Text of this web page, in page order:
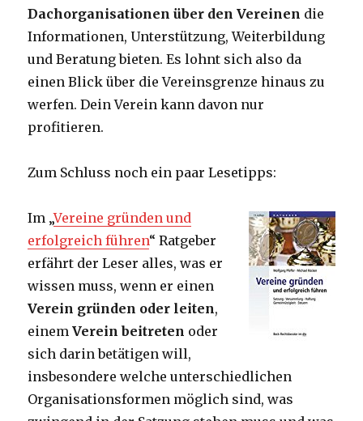
Dachorganisationen über den Vereinen die
Informationen, Unterstützung, Weiterbildung
und Beratung bieten. Es lohnt sich also da
einen Blick über die Vereinsgrenze hinaus zu
werfen. Dein Verein kann davon nur
profitieren.
Zum Schluss noch ein paar Lesetipps:
Im „Vereine gründen und
erfolgreich führen“Ratgeber
erfährt der Leser alles, was er
wissen muss, wenn er einen
Verein gründen oder leiten,
einemVerein beitreten oder
sich darin betätigen will,
insbesondere welche unterschiedlichen
Organisationsformen möglich sind, was